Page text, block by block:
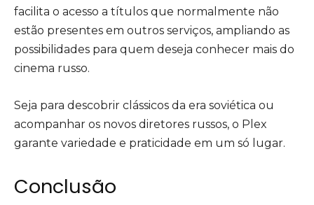
facilita o acesso a títulos que normalmente não
estão presentes em outros serviços, ampliando as
possibilidades para quem deseja conhecer mais do
cinema russo.
Seja para descobrir clássicos da era soviética ou
acompanhar os novos diretores russos, o Plex
garante variedade e praticidade em um só lugar.
Conclusão